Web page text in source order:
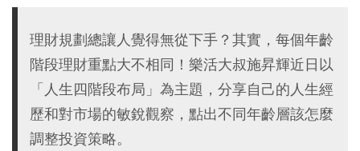
理財規劃總讓人覺得無從下手？其實，每個年齡
階段理財重點大不相同！樂活大叔施昇輝近日以
「人生四階段布局」為主題，分享自己的人生經
歷和對市場的敏銳觀察，點出不同年齡層該怎麼
調整投資策略。